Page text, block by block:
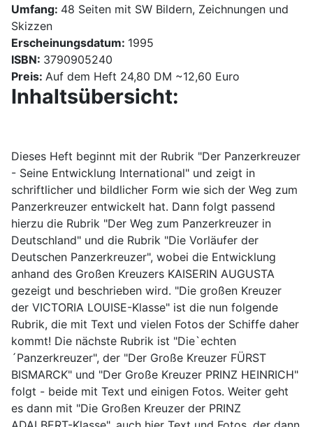
Umfang: 48 Seiten mit SW Bildern, Zeichnungen und
Skizzen
Erscheinungsdatum: 1995
ISBN: 3790905240
Preis: Auf dem Heft 24,80 DM ~12,60 Euro
Inhaltsübersicht:
Dieses Heft beginnt mit der Rubrik "Der Panzerkreuzer
- Seine Entwicklung International" und zeigt in
schriftlicher und bildlicher Form wie sich der Weg zum
Panzerkreuzer entwickelt hat. Dann folgt passend
hierzu die Rubrik "Der Weg zum Panzerkreuzer in
Deutschland" und die Rubrik "Die Vorläufer der
Deutschen Panzerkreuzer", wobei die Entwicklung
anhand des Großen Kreuzers KAISERIN AUGUSTA
gezeigt und beschrieben wird. "Die großen Kreuzer
der VICTORIA LOUISE-Klasse" ist die nun folgende
Rubrik, die mit Text und vielen Fotos der Schiffe daher
kommt! Die nächste Rubrik ist "Die`echten
´Panzerkreuzer", der "Der Große Kreuzer FÜRST
BISMARCK" und "Der Große Kreuzer PRINZ HEINRICH"
folgt - beide mit Text und einigen Fotos. Weiter geht
es dann mit "Die Großen Kreuzer der PRINZ